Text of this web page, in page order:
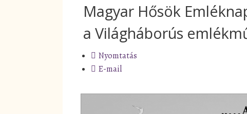
Magyar Hősök
a Világháborús
Nyomtatás
E-mail